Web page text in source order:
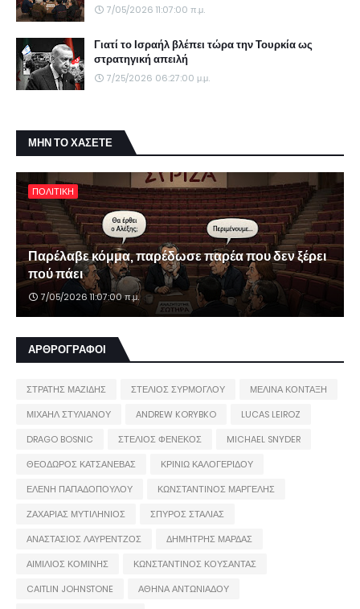
7/05/2026 11:07:00 π.μ.
Γιατί το Ισραήλ βλέπει τώρα την Τουρκία ως
στρατηγική απειλή
7/25/2026 06:27:00 μ.μ.
ΜΗΝ ΤΟ ΧΑΣΕΤΕ
ΠΟΛΙΤΙΚΗ
Παρέλαβε κόμμα, παρέδωσε παρέα που δεν ξέρει
πού πάει
7/05/2026 11:07:00 π.μ.
ΑΡΘΡΟΓΡΑΦΟΙ
ΣΤΡΑΤΗΣ ΜΑΖΙΔΗΣ ΣΤΕΛΙΟΣ ΣΥΡΜΟΓΛΟΥ
ΜΕΛΙΝΑ ΚΟΝΤΑΞΗ
ΜΙΧΑΗΛ ΣΤΥΛΙΑΝΟΥ
ANDREW KORYBKO
LUCAS LEIROZ
DRAGO BOSNIC
ΣΤΕΛΙΟΣ ΦΕΝΕΚΟΣ
MICHAEL SNYDER
ΘΕΟΔΩΡΟΣ ΚΑΤΣΑΝΕΒΑΣ
ΚΡΙΝΙΩ ΚΑΛΟΓΕΡΙΔΟΥ
ΕΛΕΝΗ ΠΑΠΑΔΟΠΟΥΛΟΥ
ΚΩΝΣΤΑΝΤΙΝΟΣ ΜΑΡΓΕΛΗΣ
ΖΑΧΑΡΙΑΣ ΜΥΤΙΛΗΝΙΟΣ
ΣΠΥΡΟΣ ΣΤΑΛΙΑΣ
ΑΝΑΣΤΑΣΙΟΣ ΛΑΥΡΕΝΤΖΟΣ
ΔΗΜΗΤΡΗΣ ΜΑΡΔΑΣ
ΑΙΜΙΛΙΟΣ ΚΟΜΙΝΗΣ
ΚΩΝΣΤΑΝΤΙΝΟΣ ΚΟΥΣΑΝΤΑΣ
CAITLIN JOHNSTONE
ΑΘΗΝΑ ΑΝΤΩΝΙΑΔΟΥ